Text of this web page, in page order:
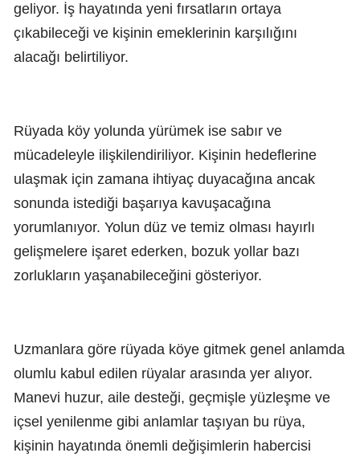
geliyor. İş hayatında yeni fırsatların ortaya
çıkabileceği ve kişinin emeklerinin karşılığını
alacağı belirtiliyor.
Rüyada köy yolunda yürümek ise sabır ve
mücadeleyle ilişkilendiriliyor. Kişinin hedeflerine
ulaşmak için zamana ihtiyaç duyacağına ancak
sonunda istediği başarıya kavuşacağına
yorumlanıyor. Yolun düz ve temiz olması hayırlı
gelişmelere işaret ederken, bozuk yollar bazı
zorlukların yaşanabileceğini gösteriyor.
Uzmanlara göre rüyada köye gitmek genel anlamda
olumlu kabul edilen rüyalar arasında yer alıyor.
Manevi huzur, aile desteği, geçmişle yüzleşme ve
içsel yenilenme gibi anlamlar taşıyan bu rüya,
kişinin hayatında önemli değişimlerin habercisi